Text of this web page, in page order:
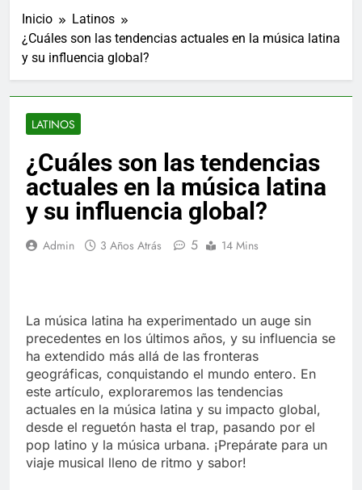
Inicio
Latinos
¿Cuáles son las tendencias actuales en la música latina
y su influencia global?
LATINOS
¿Cuáles son las tendencias
actuales en la música latina
y su influencia global?
Admin 3 Años Atrás 5 14 Mins
La música latina ha experimentado un auge sin
precedentes en los últimos años, y su influencia se
ha extendido más allá de las fronteras
geográficas, conquistando el mundo entero. En
este artículo, exploraremos las tendencias
actuales en la música latina y su impacto global,
desde el reguetón hasta el trap, pasando por el
pop latino y la música urbana. ¡Prepárate para un
viaje musical lleno de ritmo y sabor!